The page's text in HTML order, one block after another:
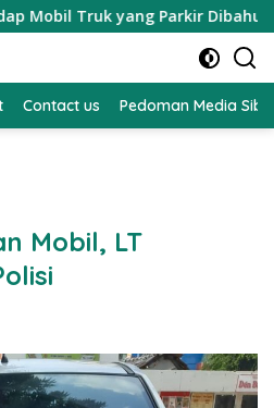
Truk yang Parkir Dibahu Jalan di
Contact us Pedoman Media
Mobil, LT